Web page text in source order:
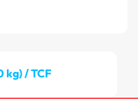
kg) / TCF